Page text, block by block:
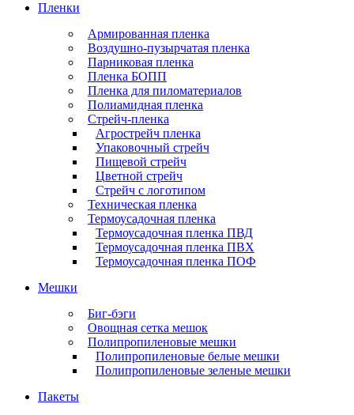
Пленки
Армированная пленка
Воздушно-пузырчатая пленка
Парниковая пленка
Пленка БОПП
Пленка для пиломатериалов
Полиамидная пленка
Стрейч-пленка
Агрострейч пленка
Упаковочный стрейч
Пищевой стрейч
Цветной стрейч
Стрейч с логотипом
Техническая пленка
Термоусадочная пленка
Термоусадочная пленка ПВД
Термоусадочная пленка ПВХ
Термоусадочная пленка ПОФ
Мешки
Биг-бэги
Овощная сетка мешок
Полипропиленовые мешки
Полипропиленовые белые мешки
Полипропиленовые зеленые мешки
Пакеты